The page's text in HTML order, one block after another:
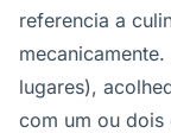
referencia a
lugares),
com um ou dois